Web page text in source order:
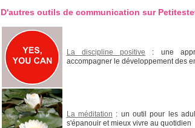
D'autres outils de communication sur
La discipline positive
: une
accompagner le développement des
La méditation : un outil pour les
s'épanouir et mieux vivre au quotidien